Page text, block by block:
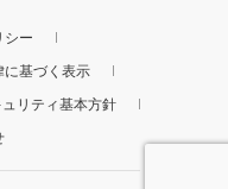
シー
に基づく表示
リティ基本方針